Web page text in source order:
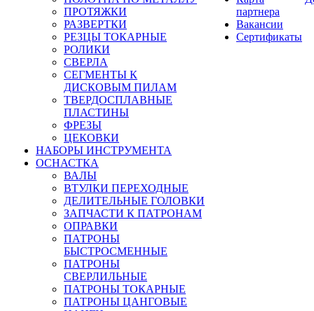
ПРОТЯЖКИ
РАЗВЕРТКИ
РЕЗЦЫ ТОКАРНЫЕ
РОЛИКИ
СВЕРЛА
СЕГМЕНТЫ К
ДИСКОВЫМ ПИЛАМ
ТВЕРДОСПЛАВНЫЕ
ПЛАСТИНЫ
ФРЕЗЫ
ЦЕКОВКИ
НАБОРЫ ИНСТРУМЕНТА
ОСНАСТКА
ВАЛЫ
ВТУЛКИ ПЕРЕХОДНЫЕ
ДЕЛИТЕЛЬНЫЕ ГОЛОВКИ
ЗАПЧАСТИ К ПАТРОНАМ
ОПРАВКИ
ПАТРОНЫ
БЫСТРОСМЕННЫЕ
ПАТРОНЫ
СВЕРЛИЛЬНЫЕ
ПАТРОНЫ ТОКАРНЫЕ
ПАТРОНЫ ЦАНГОВЫЕ
партнера
Вакансии
Сертификаты